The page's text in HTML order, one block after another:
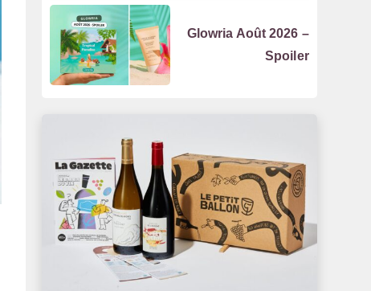
Glowria Août 2026 –
Spoiler